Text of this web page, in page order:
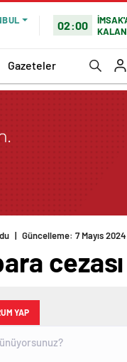
02:00
Gazeteler
| Güncelleme: 7 Mayıs
cezası
YAP